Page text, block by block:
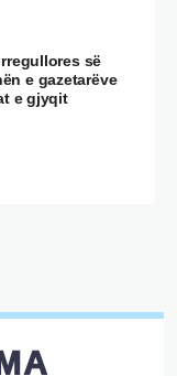
së
e gazetarëve
e gjyqit